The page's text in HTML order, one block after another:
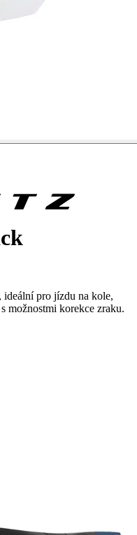
pro jízdu na kole,
možnostmi korekce zraku.